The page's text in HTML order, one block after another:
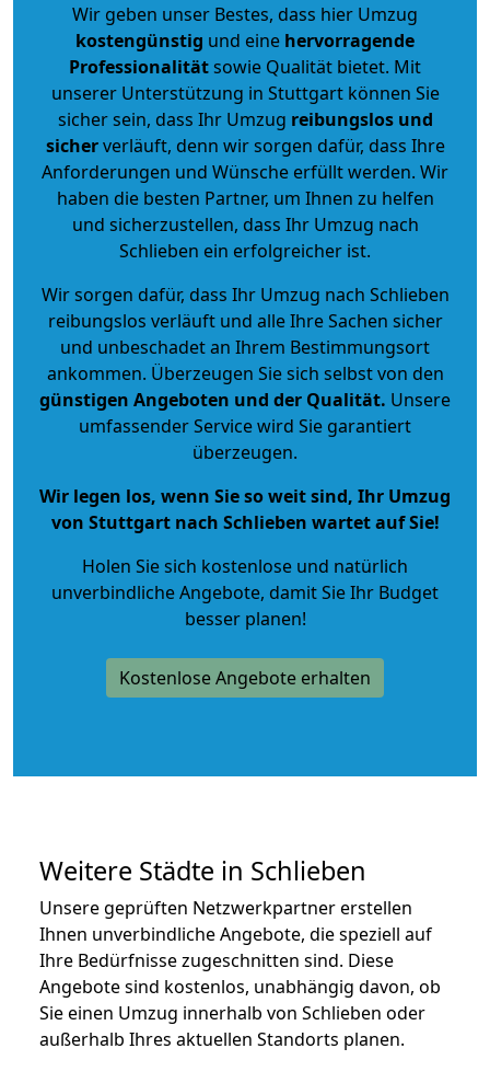
Wir geben unser Bestes, dass hier Umzug
kostengünstig und eine hervorragende
Professionalitätsowie Qualität bietet. Mit
unserer Unterstützung in Stuttgart können Sie
sicher sein, dass Ihr Umzug reibungslos und
sicherverläuft, denn wir sorgen dafür, dass Ihre
Anforderungen und Wünsche erfüllt werden. Wir
haben die besten Partner, um Ihnen zu helfen
und sicherzustellen, dass Ihr Umzug nach
Schlieben ein erfolgreicher ist.
Wir sorgen dafür, dass Ihr Umzug nach Schlieben
reibungslos verläuft und alle Ihre Sachen sicher
und unbeschadet an Ihrem Bestimmungsort
ankommen. Überzeugen Sie sich selbst von den
günstigen Angeboten und der Qualität. Unsere
umfassender Service wird Sie garantiert
überzeugen.
Wir legen los, wenn Sie so weit sind, Ihr Umzug
von Stuttgart nach Schlieben wartet auf Sie!
Holen Sie sich kostenlose und natürlich
unverbindliche Angebote, damit Sie Ihr Budget
besser planen!
Kostenlose Angebote erhalten
Weitere Städte in Schlieben
Unsere geprüften Netzwerkpartner erstellen
Ihnen unverbindliche Angebote, die speziell auf
Ihre Bedürfnisse zugeschnitten sind. Diese
Angebote sind kostenlos, unabhängig davon, ob
Sie einen Umzug innerhalb von Schlieben oder
außerhalb Ihres aktuellen Standorts planen.